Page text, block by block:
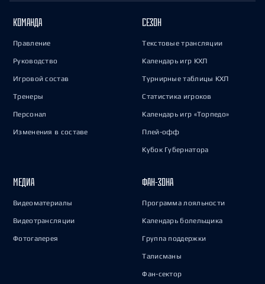
КОМАНДА
Правление
Руководство
Игровой состав
Тренеры
Персонал
Изменения в составе
СЕЗОН
Текстовые трансляции
Календарь игр КХЛ
Турнирные таблицы КХЛ
Статистика игроков
Календарь игр «Торпедо»
Плей-офф
Кубок Губернатора
МЕДИА
Видеоматериалы
Видеотрансляции
Фотогалерея
ФАН-ЗОНА
Программа лояльности
Календарь болельщика
Группа поддержки
Талисманы
Фан-сектор